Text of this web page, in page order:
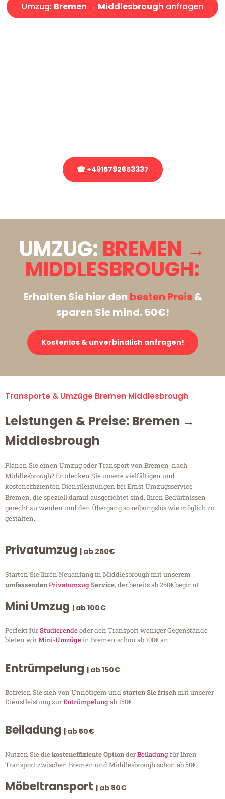
Umzug: Bremen → Middlesbrough anfragen
☎ +4915792653337
UMZUG: BREMEN →
MIDDLESBROUGH:
Erhalten Sie hier den besten Preis&
sparen Sie mind. 50€!
Kostenlos & unverbindlich anfragen!
Transporte & Umzüge Bremen Middlesbrough
Leistungen & Preise: Bremen →
Middlesbrough
Planen Sie einen Umzug oder Transport von Bremen nach
Middlesbrough? Entdecken Sie unsere vielfältigen und
kosteneffizienten Dienstleistungen bei Ernst Umzugsservice
Bremen, die speziell darauf ausgerichtet sind, Ihren Bedürfnissen
gerecht zu werden und den Übergang so reibungslos wie möglich zu
gestalten.
Privatumzug | ab 250€
Starten Sie Ihren Neuanfang in Middlesbrough mit unserem
umfassendenPrivatumzugService, der bereits ab 250€ beginnt.
Mini Umzug | ab 100€
Perfekt fürStudierendeoder den Transport weniger Gegenstände
bieten wirMini-Umzügein Bremen schon ab 100€ an.
Entrümpelung | ab 150€
Befreien Sie sich von Unnötigem undstarten Sie frischmit unserer
Dienstleistung zurEntrümpelungab 150€.
Beiladung | ab 50€
Nutzen Sie diekosteneffiziente OptionderBeiladungfür Ihren
Transport zwischen Bremen und Middlesbrough schon ab 50€.
Möbeltransport | ab 80€